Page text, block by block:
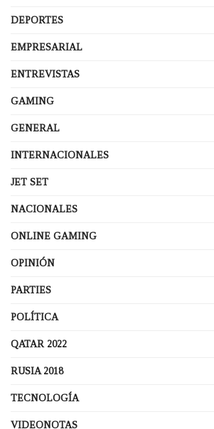
DEPORTES
EMPRESARIAL
ENTREVISTAS
GAMING
GENERAL
INTERNACIONALES
JET SET
NACIONALES
ONLINE GAMING
OPINIÓN
PARTIES
POLÍTICA
QATAR 2022
RUSIA 2018
TECNOLOGÍA
VIDEONOTAS